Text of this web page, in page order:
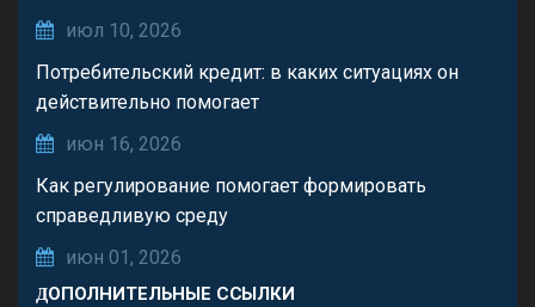
июл 10, 2026
Потребительский кредит: в каких ситуациях он
действительно помогает
июн 16, 2026
Как регулирование помогает формировать
справедливую среду
июн 01, 2026
ДОПОЛНИТЕЛЬНЫЕ ССЫЛКИ